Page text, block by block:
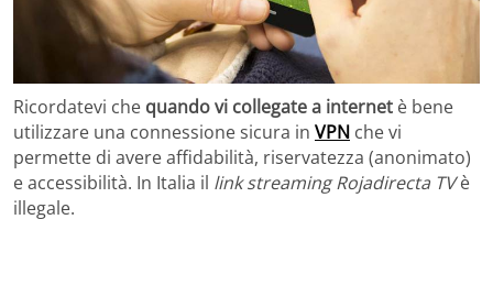
Ricordatevi che quando vi collegate a internet è bene
utilizzare una connessione sicura in VPN che vi
permette di avere affidabilità, riservatezza (anonimato)
e accessibilità. In Italia il link streaming Rojadirecta TVè
illegale.